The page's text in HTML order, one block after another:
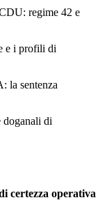
regime 42 e
e i profili di
la sentenza
doganali di
certezza operativa